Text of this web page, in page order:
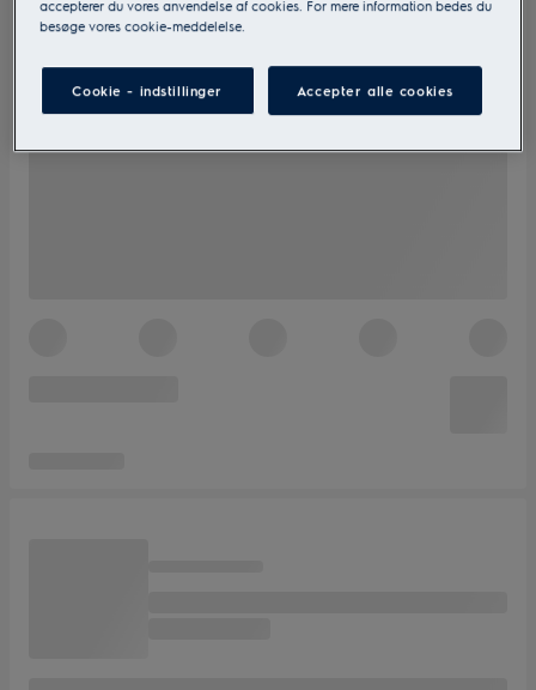
accepterer du vores anvendelse af cookies. For mere information bedes du
besøge vores cookie-meddelelse.
Cookie - indstillinger Accepter alle cookies